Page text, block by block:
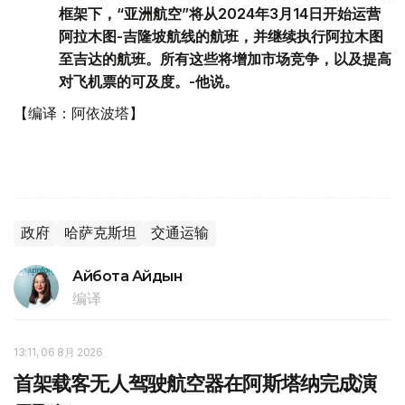
框架下，“亚洲航空”将从2024年3月14日开始运营
阿拉木图-吉隆坡航线的航班，并继续执行阿拉木图
至吉达的航班。所有这些将增加市场竞争，以及提高
对飞机票的可及度。-他说。
【编译：阿依波塔】
政府 哈萨克斯坦 交通运输
Айбота Айдын
编译
13:11, 06 8月 2026
首架载客无人驾驶航空器在阿斯塔纳完成演